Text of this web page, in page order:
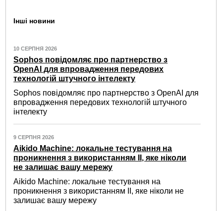
Інші новини
10 СЕРПНЯ 2026
Sophos повідомляє про партнерство з
OpenAI для впровадження передових
технологій штучного інтелекту
Sophos повідомляє про партнерство з OpenAI для
впровадження передових технологій штучного
інтелекту
9 СЕРПНЯ 2026
Aikido Machine: локальне тестування на
проникнення з використанням ІІ, яке ніколи
не залишає вашу мережу
Aikido Machine: локальне тестування на
проникнення з використанням ІІ, яке ніколи не
залишає вашу мережу